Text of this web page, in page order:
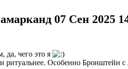
07 Сен 2025
да, чего это я
ритуальнее. Особенно Бронштейн